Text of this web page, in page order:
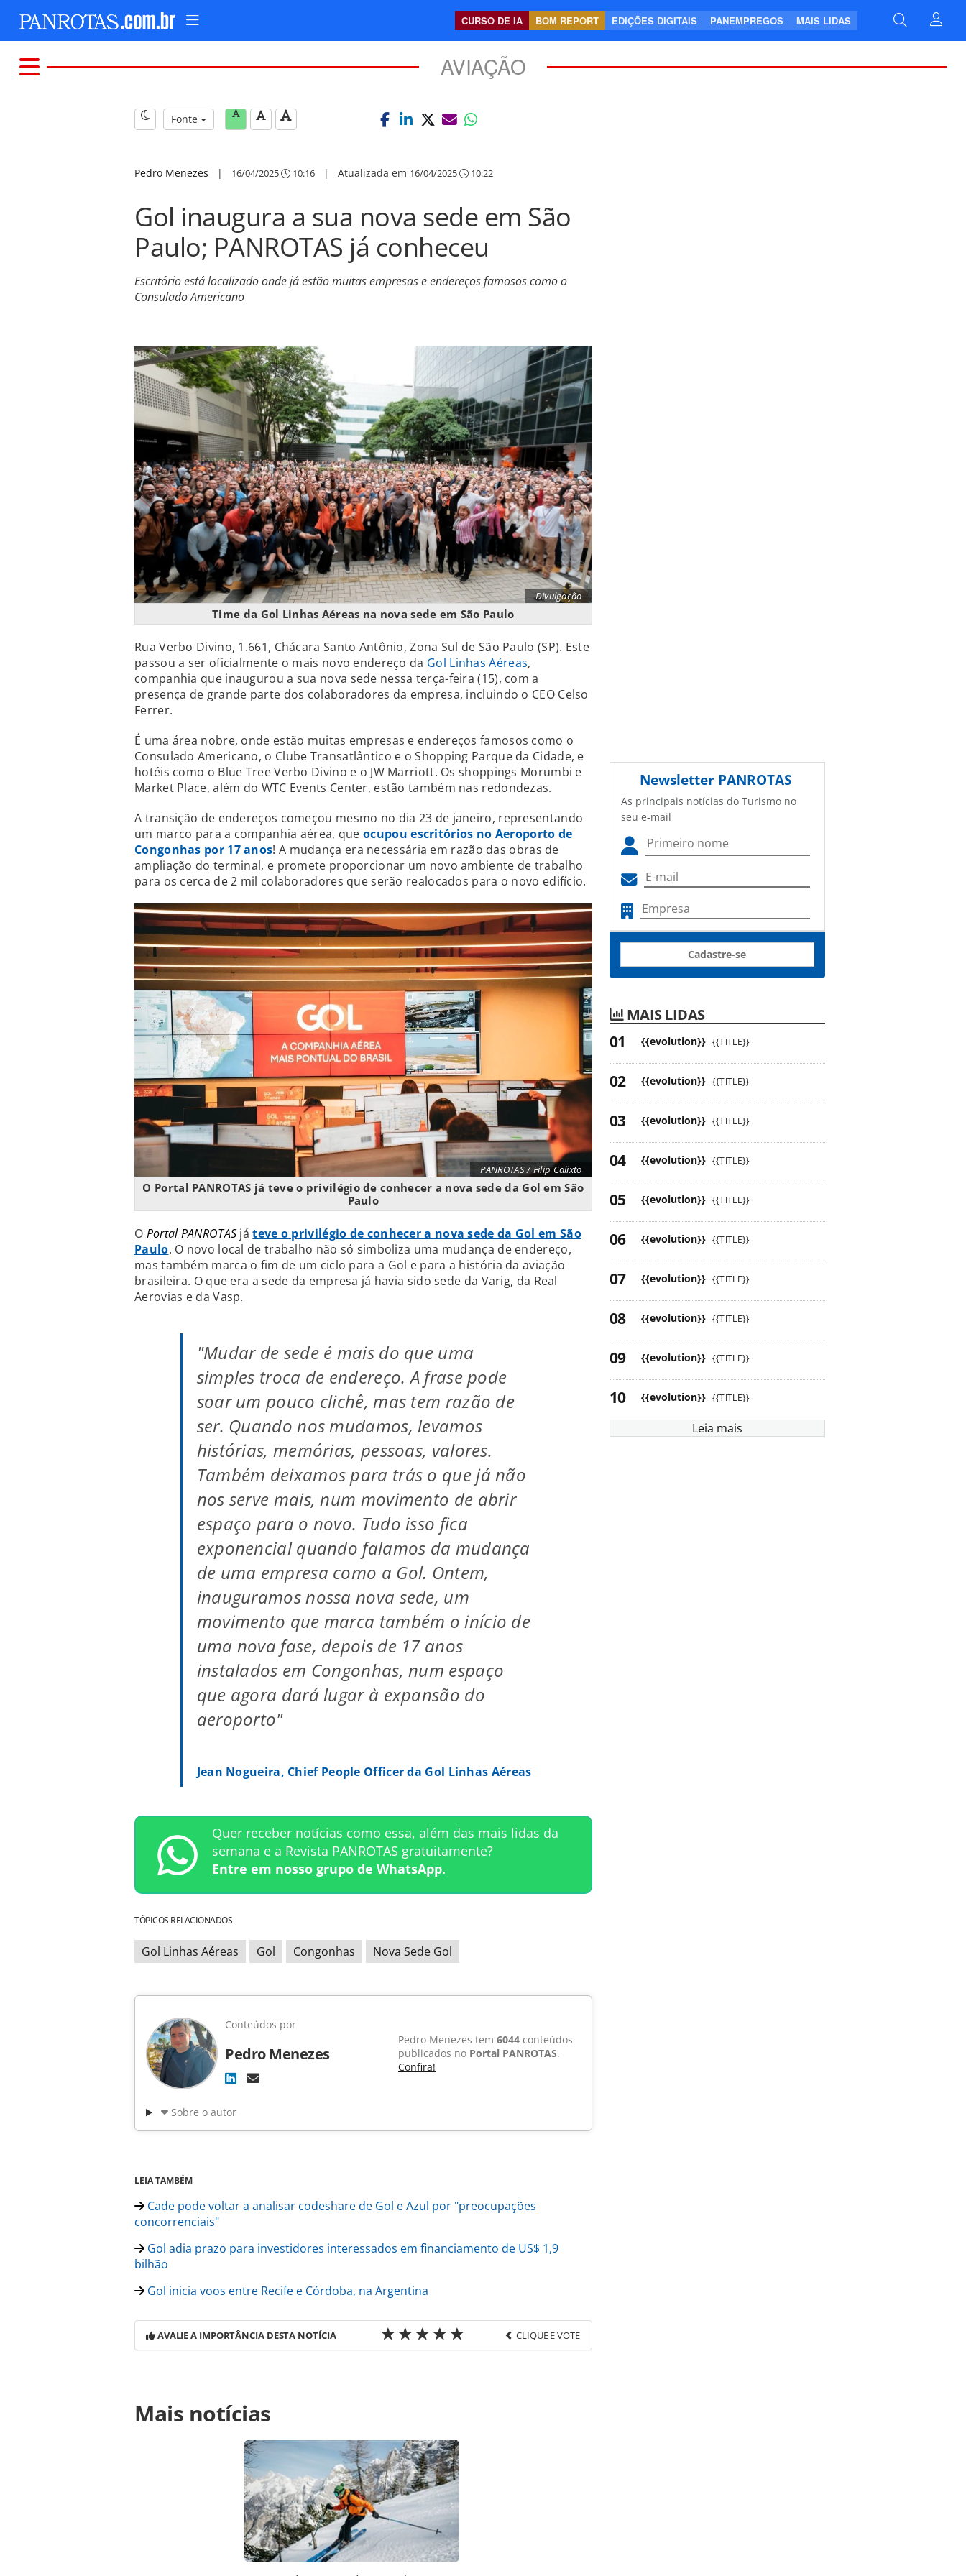
CURSO DE IA BOM REPORT EDIÇÕES DIGITAIS PANEMPREGOS MAIS LIDAS
AVIAÇÃO
Fonte
Pedro Menezes | 16/04/2025 10:16 | Atualizada em 16/04/2025 10:22
Gol inaugura a sua nova sede em São
Paulo; PANROTAS já conheceu
Escritório está localizado onde já estão muitas empresas e endereços famosos como o
Consulado Americano
Divulgação
Time da Gol Linhas Aéreas na nova sede em São Paulo
Rua Verbo Divino, 1.661, Chácara Santo Antônio, Zona Sul de São Paulo (SP). Este
passou a ser oficialmente o mais novo endereço da Gol Linhas Aéreas,
companhia que inaugurou a sua nova sede nessa terça-feira (15), com a
presença de grande parte dos colaboradores da empresa, incluindo o CEO Celso
Ferrer.
É uma área nobre, onde estão muitas empresas e endereços famosos como o
Consulado Americano, o Clube Transatlântico e o Shopping Parque da Cidade, e
hotéis como o Blue Tree Verbo Divino e o JW Marriott. Os shoppings Morumbi e
Market Place, além do WTC Events Center, estão também nas redondezas.
A transição de endereços começou mesmo no dia 23 de janeiro, representando
um marco para a companhia aérea, queocupou escritórios no Aeroporto de
Congonhas por 17 anos! A mudança era necessária em razão das obras de
ampliação do terminal, e promete proporcionar um novo ambiente de trabalho
para os cerca de 2 mil colaboradores que serão realocados para o novo edifício.
PANROTAS / Filip Calixto
O Portal PANROTAS já teve o privilégio de conhecer a nova sede da Gol em São
Paulo
O Portal PANROTAS játeve o privilégio de conhecer a nova sede da Gol em São
Paulo. O novo local de trabalho não só simboliza uma mudança de endereço,
mas também marca o fim de um ciclo para a Gol e para a história da aviação
brasileira. O que era a sede da empresa já havia sido sede da Varig, da Real
Aerovias e da Vasp.
"Mudar de sede é mais do que uma
simples troca de endereço. A frase pode
soar um pouco clichê, mas tem razão de
ser. Quando nos mudamos, levamos
histórias, memórias, pessoas, valores.
Também deixamos para trás o que já não
nos serve mais, num movimento de abrir
espaço para o novo. Tudo isso fica
exponencial quando falamos da mudança
de uma empresa como a Gol. Ontem,
inauguramos nossa nova sede, um
movimento que marca também o início de
uma nova fase, depois de 17 anos
instalados em Congonhas, num espaço
que agora dará lugar à expansão do
aeroporto"
Jean Nogueira, Chief People Officer da Gol Linhas Aéreas
Quer receber notícias como essa, além das mais lidas da
semana e a Revista PANROTAS gratuitamente?
Entre em nosso grupo de WhatsApp.
TÓPICOS RELACIONADOS
Gol Linhas Aéreas Gol Congonhas Nova Sede Gol
Conteúdos por
Pedro Menezes
Pedro Menezes tem 6044 conteúdos
publicados no Portal PANROTAS.
Confira!
Sobre o autor
LEIA TAMBÉM
Cade pode voltar a analisar codeshare de Gol e Azul por "preocupações
concorrenciais"
Gol adia prazo para investidores interessados em financiamento de US$ 1,9
bilhão
Gol inicia voos entre Recife e Córdoba, na Argentina
AVALIE A IMPORTÂNCIA DESTA NOTÍCIA CLIQUE E VOTE
https://www.panrotas.com.br/aviacao/empresas/2025/04/gol-linhas-aereas-inaugura-
oficialmente-a-sua-nova-sede-em-sao-paulo_216529.html ou as ferramentas oferecidas
na página. Todo o conteúdo produzido pela PANROTAS Editora é protegido pela
legislação brasileira sobre direito autoral. Não reproduza o conteúdo sem autorização
da PANROTAS Editora (copyright@panrotas.com.br).
Mais notícias
Newsletter PANROTAS
As principais notícias do Turismo no
seu e-mail
Cadastre-se
MAIS LIDAS
{{evolution}} {{TITLE}}
{{evolution}} {{TITLE}}
{{evolution}} {{TITLE}}
{{evolution}} {{TITLE}}
{{evolution}} {{TITLE}}
{{evolution}} {{TITLE}}
{{evolution}} {{TITLE}}
{{evolution}} {{TITLE}}
{{evolution}} {{TITLE}}
{{evolution}} {{TITLE}}
Leia mais